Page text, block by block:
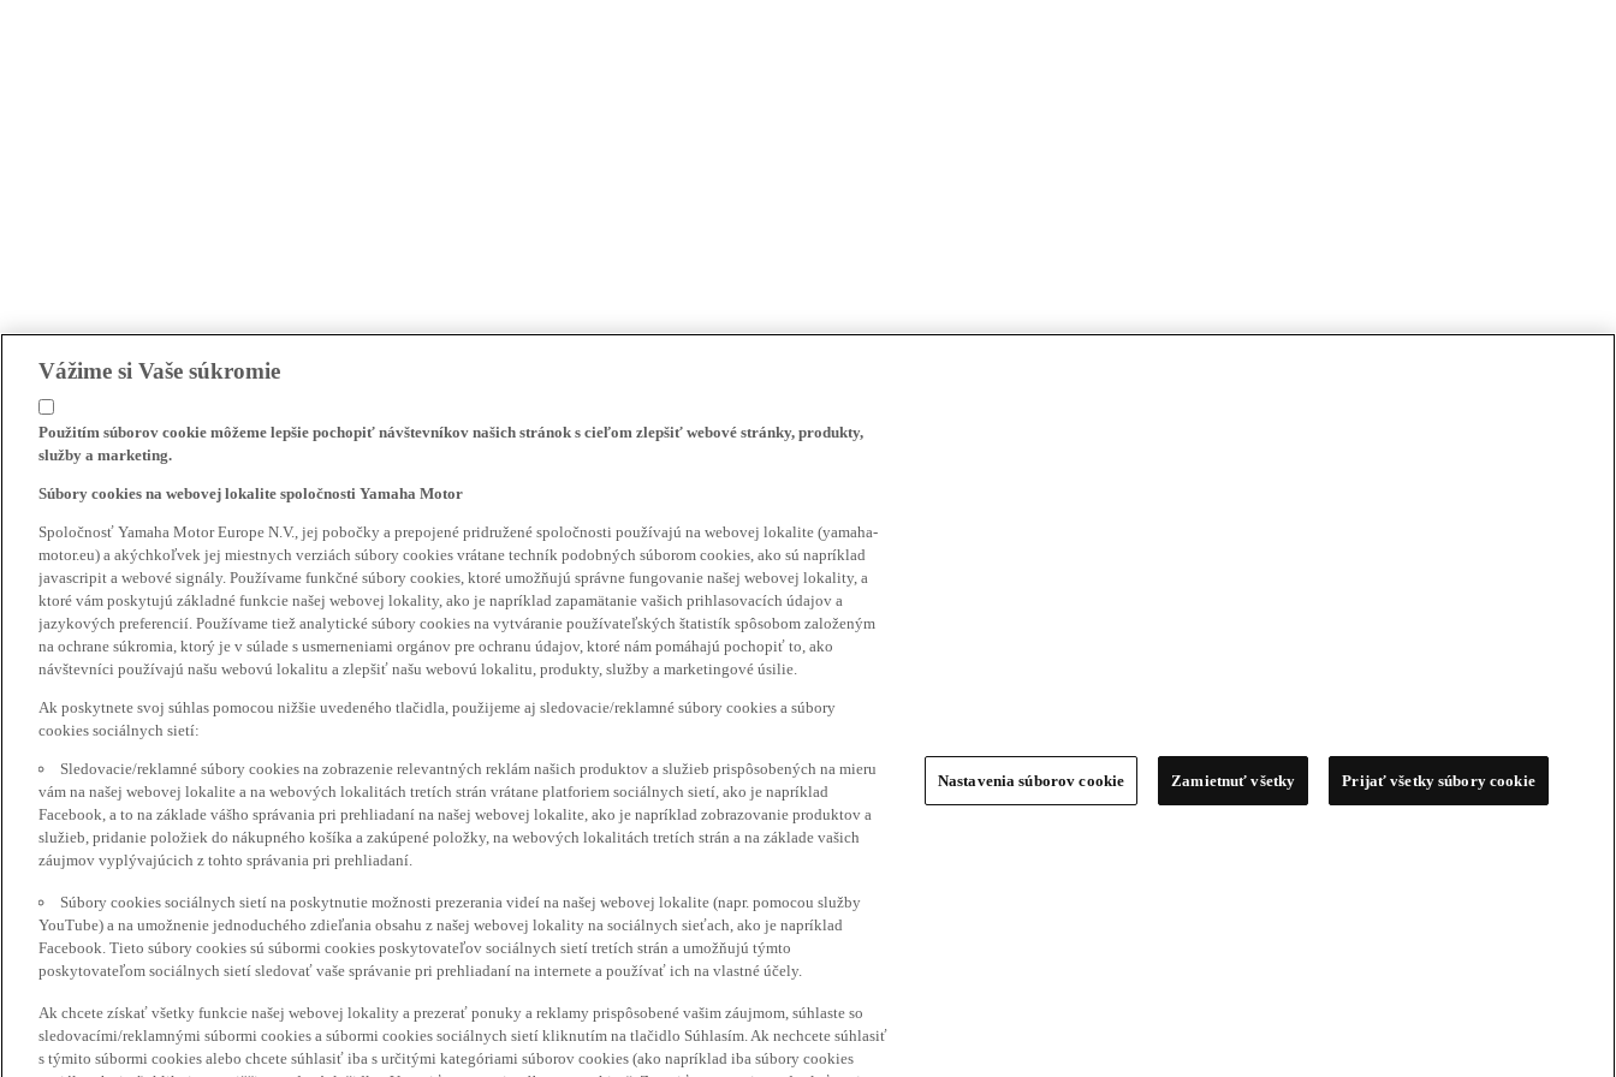
Vážime si Vaše súkromie
Použitím súborov cookie môžeme lepšie pochopiť návštevníkov našich stránok s cieľom zlepšiť webové stránky, produkty,
služby a marketing.
Súbory cookies na webovej lokalite spoločnosti Yamaha Motor
Spoločnosť Yamaha Motor Europe N.V., jej pobočky a prepojené pridružené spoločnosti používajú na webovej lokalite (yamaha-
motor.eu) a akýchkoľvek jej miestnych verziách súbory cookies vrátane techník podobných súborom cookies, ako sú napríklad
javascripit a webové signály. Používame funkčné súbory cookies, ktoré umožňujú správne fungovanie našej webovej lokality, a
ktoré vám poskytujú základné funkcie našej webovej lokality, ako je napríklad zapamätanie vašich prihlasovacích údajov a
jazykových preferencií. Používame tiež analytické súbory cookies na vytváranie používateľských štatistík spôsobom založeným
na ochrane súkromia, ktorý je v súlade s usmerneniami orgánov pre ochranu údajov, ktoré nám pomáhajú pochopiť to, ako
návštevníci používajú našu webovú lokalitu a zlepšiť našu webovú lokalitu, produkty, služby a marketingové úsilie.
Ak poskytnete svoj súhlas pomocou nižšie uvedeného tlačidla, použijeme aj sledovacie/reklamné súbory cookies a súbory
cookies sociálnych sietí:
Sledovacie/reklamné súbory cookies na zobrazenie relevantných reklám našich produktov a služieb prispôsobených na mieru
vám na našej webovej lokalite a na webových lokalitách tretích strán vrátane platforiem sociálnych sietí, ako je napríklad
Facebook, a to na základe vášho správania pri prehliadaní na našej webovej lokalite, ako je napríklad zobrazovanie produktov a
služieb, pridanie položiek do nákupného košíka a zakúpené položky, na webových lokalitách tretích strán a na základe vašich
záujmov vyplývajúcich z tohto správania pri prehliadaní.
Súbory cookies sociálnych sietí na poskytnutie možnosti prezerania videí na našej webovej lokalite (napr. pomocou služby
YouTube) a na umožnenie jednoduchého zdieľania obsahu z našej webovej lokality na sociálnych sieťach, ako je napríklad
Facebook. Tieto súbory cookies sú súbormi cookies poskytovateľov sociálnych sietí tretích strán a umožňujú týmto
poskytovateľom sociálnych sietí sledovať vaše správanie pri prehliadaní na internete a používať ich na vlastné účely.
Ak chcete získať všetky funkcie našej webovej lokality a prezerať ponuky a reklamy prispôsobené vašim záujmom, súhlaste so
sledovacími/reklamnými súbormi cookies a súbormi cookies sociálnych sietí kliknutím na tlačidlo Súhlasím. Ak nechcete súhlasiť
s týmito súbormi cookies alebo chcete súhlasiť iba s určitými kategóriami súborov cookies (ako napríklad iba súbory cookies
Nastavenia súborov cookie Zamietnuť všetky Prijať všetky súbory cookie